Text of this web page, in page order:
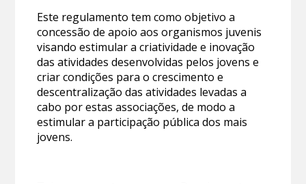
Este regulamento tem como objetivo a
concessão de apoio aos organismos juvenis
visando estimular a criatividade e inovação
das atividades desenvolvidas pelos jovens e
criar condições para o crescimento e
descentralização das atividades levadas a
cabo por estas associações, de modo a
estimular a participação pública dos mais
jovens.